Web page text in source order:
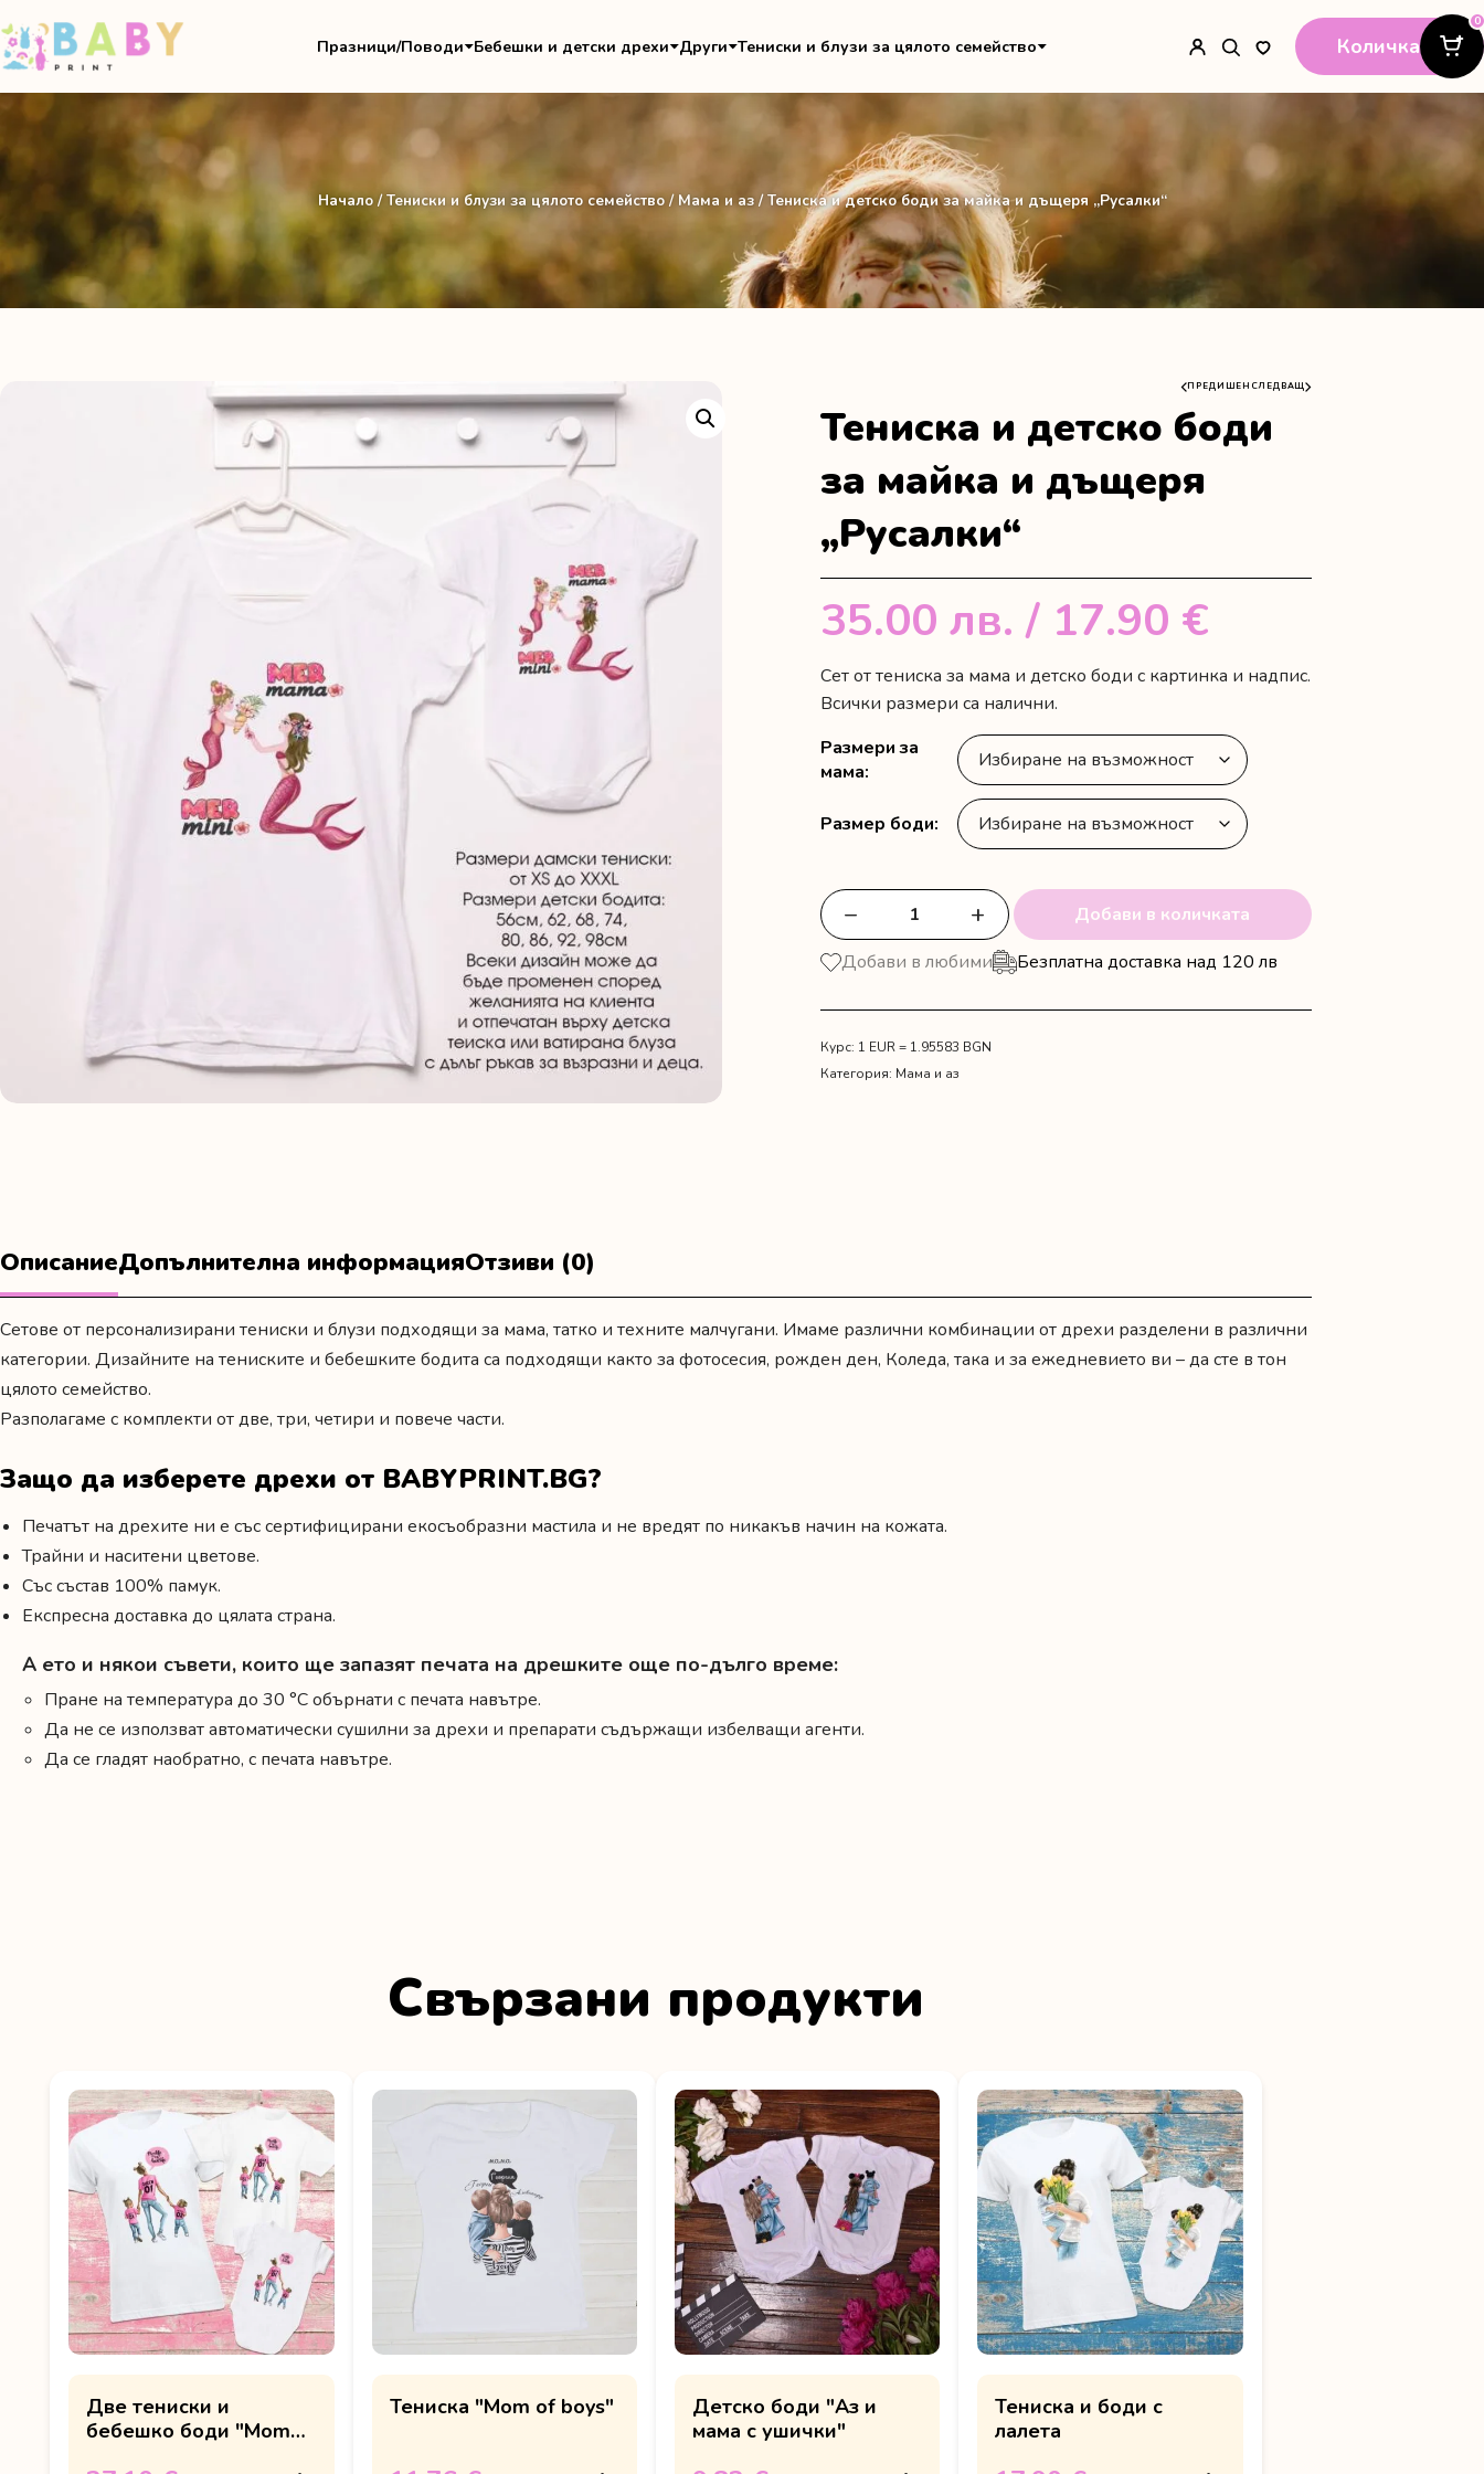
Празници/Поводи Бебешки и детски дрехи Други Тениски и блузи за цялото семейство Количка
0
Начало/Тениски и блузи за цялото семейство/ Мама и аз/ Тениска и детско боди за майка и дъщеря „Русалки“
ПРЕДИШЕН СЛЕДВАЩ
Тениска и детско боди
за майка и дъщеря
„Русалки“
35.00 лв. / 17.90 €
Сет от тениска за мама и детско боди с картинка и надпис.
Всички размери са налични.
Размери за
мама
Размер боди
количество
за
Тениска
детско
боди
майка
− +
Добави в количката
Добави в любими
Безплатна доставка над 120 лв
Курс: 1 EUR = 1.95583 BGN
Категория: Мама и аз
ОписаниеДопълнителна информацияОтзиви (0)
Сетове от персонализирани тениски и блузи подходящи за мама, татко и техните малчугани. Имаме различни комбинации от дрехи разделени в различни
категории. Дизайните на тениските и бебешките бодита са подходящи както за фотосесия, рожден ден, Коледа, така и за ежедневието ви – да сте в тон
цялото семейство.
Разполагаме с комплекти от две, три, четири и повече части.
Защо да изберете дрехи от BABYPRINT.BG?
Печатът на дрехите ни е със сертифицирани екосъобразни мастила и не вредят по никакъв начин на кожата.
Трайни и наситени цветове.
Със състав 100% памук.
Експресна доставка до цялата страна.
А ето и някои съвети, които ще запазят печата на дрешките още по-дълго време:
Пране на температура до 30 °C обърнати с печата навътре.
Да не се използват автоматически сушилни за дрехи и препарати съдържащи избелващи агенти.
Да се гладят наобратно, с печата навътре.
Свързани продукти
Две тениски и
бебешко боди "Mom
Тениска "Mom of boys"
Детско боди "Аз и
мама с ушички"
Тениска и боди с
лалета